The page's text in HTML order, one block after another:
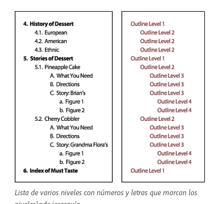
Lista de varios niveles con números y letras que marcan los